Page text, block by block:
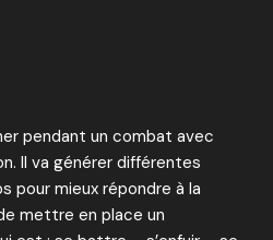
pendant un combat avec
Il va générer différentes
pour mieux répondre à la
mettre en place un